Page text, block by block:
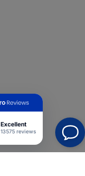
Excellent
13575 reviews